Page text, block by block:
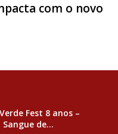
com o novo
Fest 8 anos –
de...